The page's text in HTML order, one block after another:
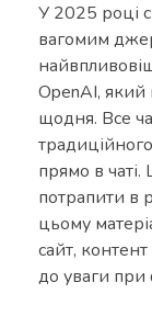
У 2025 році
вагомим
OpenAI, який
щодня. Все
прямо в
потрапити в
цьому
сайт,
до уваги при